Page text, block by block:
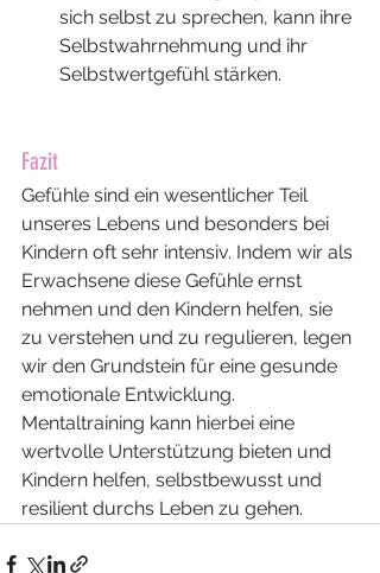
sich selbst zu sprechen, kann ihre
Selbstwahrnehmung und ihr
Selbstwertgefühl stärken.
Fazit
Gefühle sind ein wesentlicher Teil
unseres Lebens und besonders bei
Kindern oft sehr intensiv. Indem wir als
Erwachsene diese Gefühle ernst
nehmen und den Kindern helfen, sie
zu verstehen und zu regulieren, legen
wir den Grundstein für eine gesunde
emotionale Entwicklung.
Mentaltraining kann hierbei eine
wertvolle Unterstützung bieten und
Kindern helfen, selbstbewusst und
resilient durchs Leben zu gehen.